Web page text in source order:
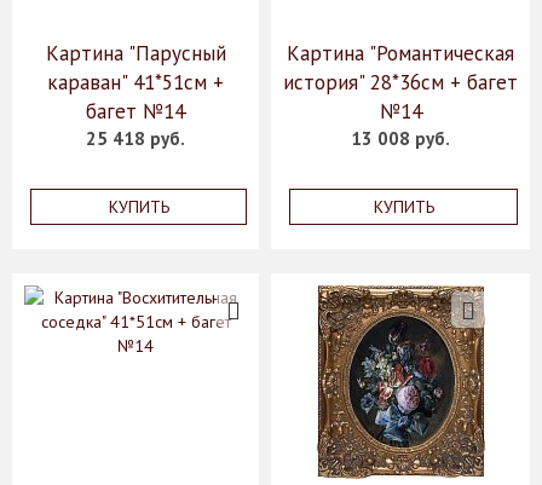
Картина "Парусный
караван" 41*51см +
багет №14
25 418 руб.
КУПИТЬ
Картина "Романтическая
история" 28*36см + багет
№14
13 008 руб.
КУПИТЬ